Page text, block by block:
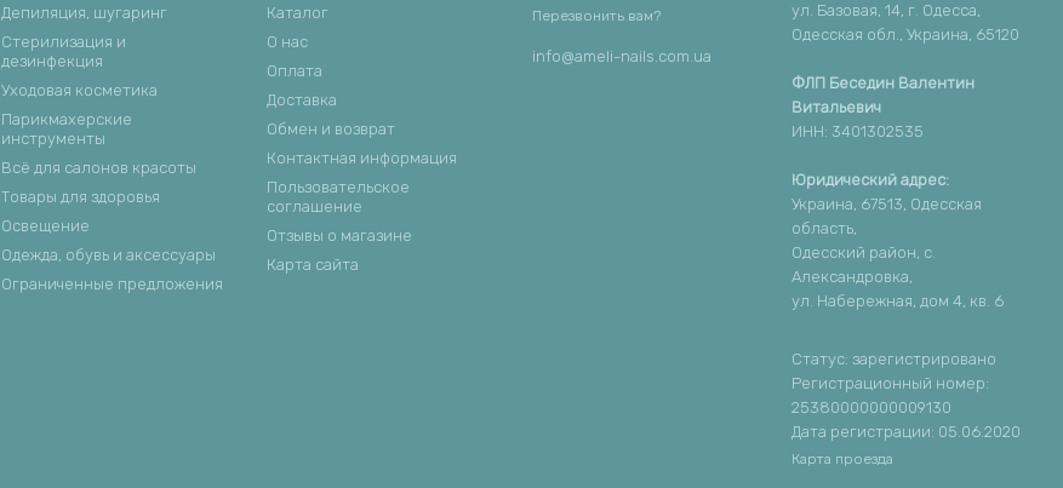
Депиляция, шугаринг
Стерилизация и
дезинфекция
Уходовая косметика
Парикмахерские
инструменты
Всё для салонов красоты
Товары для здоровья
Освещение
Одежда, обувь и аксессуары
Ограниченные предложения
Каталог
О нас
Оплата
Доставка
Обмен и возврат
Контактная информация
Пользовательское
соглашение
Отзывы о магазине
Карта сайта
Перезвонить вам?
info@ameli-nails.com.ua
ул. Базовая, 14, г. Одесса,
Одесская обл., Украина, 65120
ФЛП Беседин Валентин
Витальевич
ИНН: 3401302535
Юридический адрес:
Украина, 67513, Одесская
область,
Одесский район, с.
Александровка,
ул. Набережная, дом 4, кв. 6
Статус: зарегистрировано
Регистрационный номер:
25380000000009130
Дата регистрации: 05.06.2020
Карта проезда